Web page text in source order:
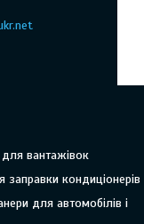
для вантажівок
кондиціонерів
для автомобілів і